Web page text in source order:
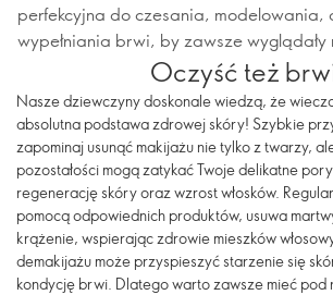
perfekcyjna do czesania, modelowania,
wypełniania brwi, by zawsze wyglądały
Oczyść też
Nasze dziewczyny doskonale wiedzą, że
absolutna podstawa zdrowej skóry! Szybkie
zapominaj usunąć makijażu nie tylko z twarzy,
pozostałości mogą zatykać Twoje delikatne
regenerację skóry oraz wzrost włosków.
pomocą odpowiednich produktów, usuwa
krążenie, wspierając zdrowie mieszków
demakijażu może przyspieszyć starzenie się
kondycję brwi. Dlatego warto zawsze mieć